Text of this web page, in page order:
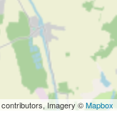
contributors, Imagery ©Mapbox